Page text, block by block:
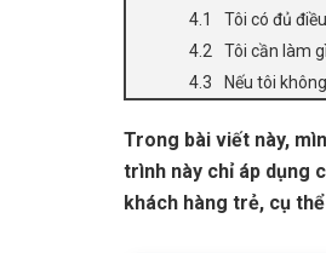
Tôi có đủ
Tôi cần làm
Nếu tôi
Trong bài viết này,
trình này chỉ áp dụng
khách hàng trẻ, cụ